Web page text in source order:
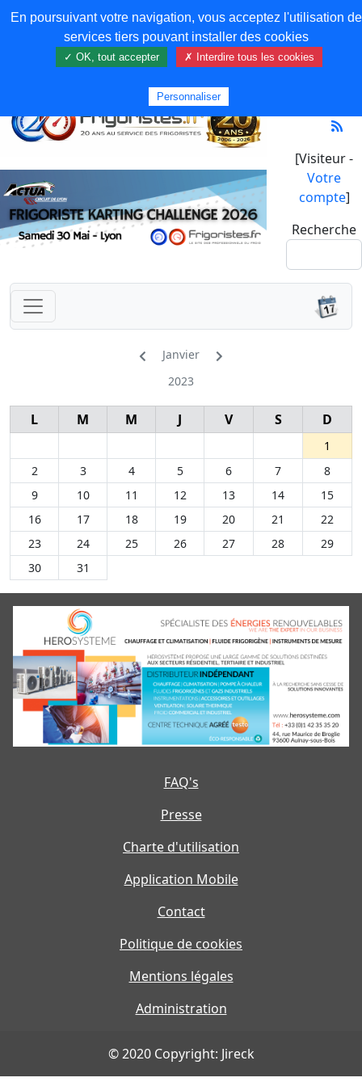
[Visiteur -
Votre
compte]
Recherche
Janvier
2023
L M M J V S D
1
2
3 4 5 6 7
8
9
10 11 12 13 14
15
16
17 18 19 20 21
22
23
24 25 26 27 28
29
30
31
FAQ's
Presse
Charte d'utilisation
Application Mobile
Contact
Politique de cookies
Mentions légales
Administration
© 2020 Copyright: Jireck
En poursuivant votre navigation, vous acceptez l'utilisation de
services tiers pouvant installer des cookies
✓ OK, tout accepter ✗ Interdire tous les cookies
Personnaliser